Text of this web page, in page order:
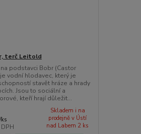
terč Leitold
podstavci Bobr (Castor
vodní hlodavec, který je
stavět hráze a hrady
Jsou to sociální a
kteří hrají důležit...
ks
Skladem i na
prodejně v Ústí
nad Labem 2 ks